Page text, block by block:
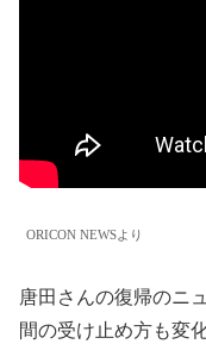
ORICON NEWSより
唐田さんの復帰のニ
間の受け止め方も変